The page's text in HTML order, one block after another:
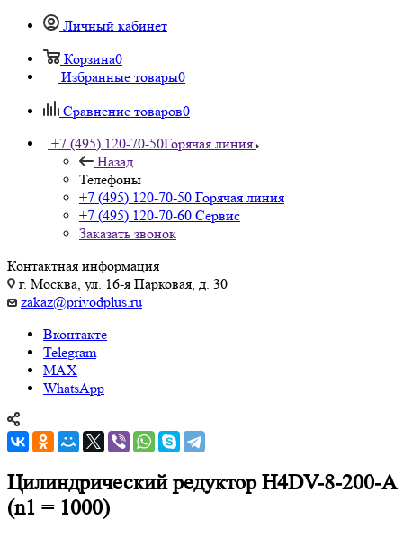
Личный кабинет
Корзина0
Избранные товары0
Сравнение товаров0
+7 (495) 120-70-50Горячая линия
Назад
Телефоны
+7 (495) 120-70-50 Горячая линия
+7 (495) 120-70-60 Сервис
Заказать звонок
Контактная информация
г. Москва, ул. 16-я Парковая, д. 30
zakaz@privodplus.ru
Вконтакте
Telegram
MAX
WhatsApp
Цилиндрический редуктор H4DV-8-200-A
(n1 = 1000)